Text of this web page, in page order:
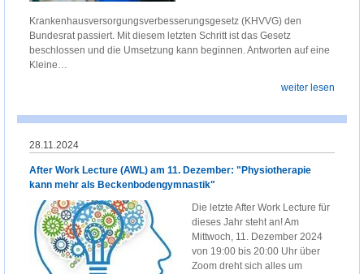
Krankenhausversorgungsverbesserungsgesetz (KHVVG) den
Bundesrat passiert. Mit diesem letzten Schritt ist das Gesetz
beschlossen und die Umsetzung kann beginnen. Antworten auf eine
Kleine…
weiter lesen
28.11.2024
After Work Lecture (AWL) am 11. Dezember: "Physiotherapie
kann mehr als Beckenbodengymnastik"
Die letzte After Work Lecture für
dieses Jahr steht an! Am
Mittwoch, 11. Dezember 2024
von 19:00 bis 20:00 Uhr über
Zoom dreht sich alles um